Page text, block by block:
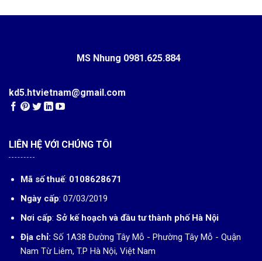
MS Nhung 0981.625.884
kd5.htvietnam@gmail.com
LIÊN HỆ VỚI CHÚNG TÔI
Mã số thuế: 0108628671
Ngày cấp: 07/03/2019
Nơi cấp: Sở kế hoạch và đầu tư thành phố Hà Nội
Địa chỉ: Số 1A38 Đường Tây Mỗ - Phường Tây Mỗ - Quận
Nam Từ Liêm, T.P Hà Nội, Việt Nam